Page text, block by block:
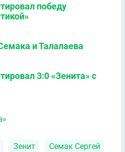
победу
и Талалаева
3:0 «Зенита» с
Зенит Семак Сергей